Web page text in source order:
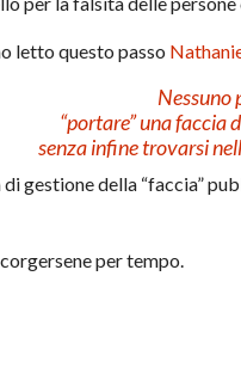
letto questo passo
Nessuno
“portare” una faccia
senza infine trovarsi
gestione della “faccia”
per tempo.